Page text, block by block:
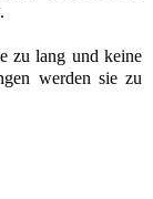
zu lang und keine
werden sie zu